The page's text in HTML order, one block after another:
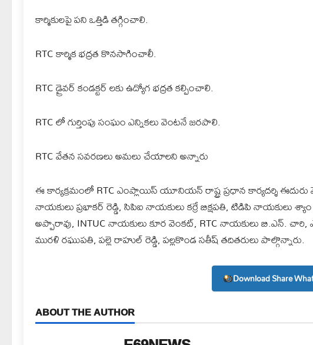
కార్మికులపై పని ఒత్తిడి తగ్గించాలి.
RTC కార్మిక భద్రత కొనసాగించాలీ.
RTC డ్రైవర్ కండక్టర్ లకు ఉద్యోగ భద్రత కల్పించాలి.
RTC లో గుర్తింపు సంఘం ఎన్నికలు వెంటనే జరపాలి.
RTC వేతన సవరణలు అమలు చేయాలని అన్నారు
ఈ కార్యక్రమంలో RTC ఎంప్లాయిస్ యూనియన్ రాష్ట్ర ప్రధాన కార్యదర్శి ఈదురు
నాయకులు ప్రభాకర్ రెడ్డి, సిపిఐ నాయకులు కర్రే బిక్షపతి, టిడిపి నాయకులు
అప్పారావు, INTUC నాయకులు కూర వెంకట్, RTC నాయకులు బి.ఎన్.
మురళి రఘుపతి, పల్లె రాహుల్ రెడ్డి, పల్లకొండ సతీష్ తదితరులు పాల్గొన్నారు.
Download Share
ABOUT THE AUTHOR